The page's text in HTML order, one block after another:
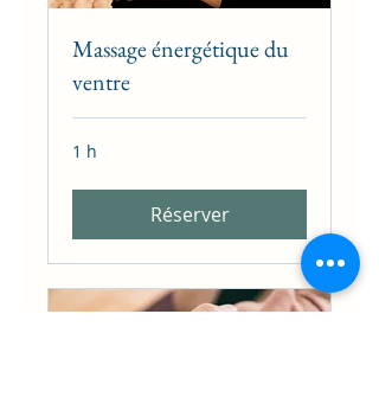
Massage énergétique du
ventre
1 h
Réserver